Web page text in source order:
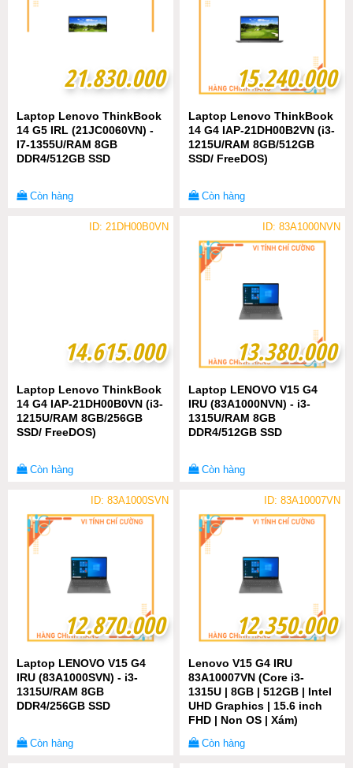
21.830.000
21.830.000
Laptop Lenovo ThinkBook
14 G5 IRL (21JC0060VN) -
I7-1355U/RAM 8GB
DDR4/512GB SSD
Còn hàng
15.240.000
15.240.000
Laptop Lenovo ThinkBook
14 G4 IAP-21DH00B2VN (i3-
1215U/RAM 8GB/512GB
SSD/ FreeDOS)
Còn hàng
ID: 21DH00B0VN
14.615.000
14.615.000
Laptop Lenovo ThinkBook
14 G4 IAP-21DH00B0VN (i3-
1215U/RAM 8GB/256GB
SSD/ FreeDOS)
Còn hàng
ID: 83A1000NVN
13.380.000
13.380.000
Laptop LENOVO V15 G4
IRU (83A1000NVN) - i3-
1315U/RAM 8GB
DDR4/512GB SSD
Còn hàng
ID: 83A1000SVN
12.870.000
12.870.000
Laptop LENOVO V15 G4
IRU (83A1000SVN) - i3-
1315U/RAM 8GB
DDR4/256GB SSD
Còn hàng
ID: 83A10007VN
12.350.000
12.350.000
Lenovo V15 G4 IRU
83A10007VN (Core i3-
1315U | 8GB | 512GB | Intel
UHD Graphics | 15.6 inch
FHD | Non OS | Xám)
Còn hàng